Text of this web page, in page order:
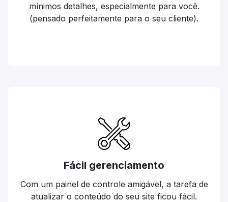
mínimos detalhes, especialmente para você.
(pensado perfeitamente para o seu cliente).
Fácil gerenciamento
Com um painel de controle amigável, a tarefa de
atualizar o conteúdo do seu site ficou fácil.